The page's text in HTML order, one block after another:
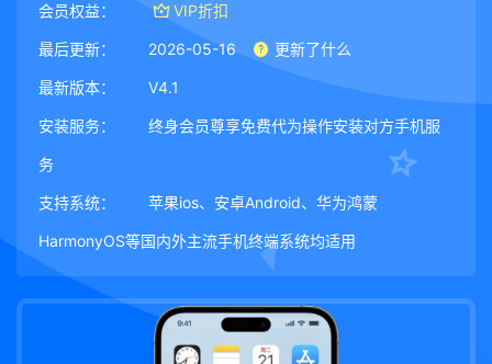
会员权益： VIP折扣
最后更新： 2026-05-16 更新了什么
最新版本： V4.1
安装服务： 终身会员尊享免费代为操作安装对方手机服
务
支持系统： 苹果ios、安卓Android、华为鸿蒙
HarmonyOS等国内外主流手机终端系统均适用